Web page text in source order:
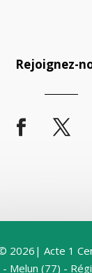
Rejoignez-
2026| Acte 1
Melun (77) -